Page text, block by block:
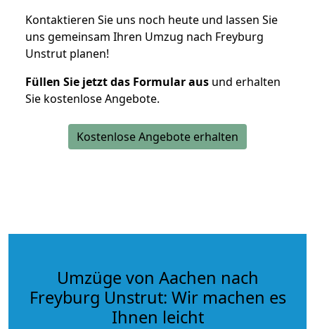
Kontaktieren Sie uns noch heute und lassen Sie
uns gemeinsam Ihren Umzug nach Freyburg
Unstrut planen!
Füllen Sie jetzt das Formular aus und erhalten
Sie kostenlose Angebote.
Kostenlose Angebote erhalten
Umzüge von Aachen nach
Freyburg Unstrut: Wir machen es
Ihnen leicht